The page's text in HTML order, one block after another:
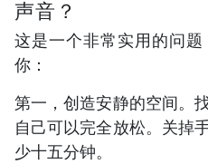
声音？
这是一个非常实用的问
你：
第一，创造安静的空间。
自己可以完全放松。关掉
少十五分钟。